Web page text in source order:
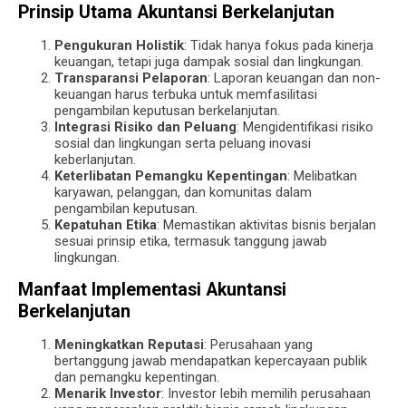
Prinsip Utama Akuntansi Berkelanjutan
Pengukuran Holistik: Tidak hanya fokus pada kinerja
keuangan, tetapi juga dampak sosial dan lingkungan.
Transparansi Pelaporan: Laporan keuangan dan non-
keuangan harus terbuka untuk memfasilitasi
pengambilan keputusan berkelanjutan.
Integrasi Risiko dan Peluang: Mengidentifikasi risiko
sosial dan lingkungan serta peluang inovasi
keberlanjutan.
Keterlibatan Pemangku Kepentingan: Melibatkan
karyawan, pelanggan, dan komunitas dalam
pengambilan keputusan.
Kepatuhan Etika: Memastikan aktivitas bisnis berjalan
sesuai prinsip etika, termasuk tanggung jawab
lingkungan.
Manfaat Implementasi Akuntansi
Berkelanjutan
Meningkatkan Reputasi: Perusahaan yang
bertanggung jawab mendapatkan kepercayaan publik
dan pemangku kepentingan.
Menarik Investor: Investor lebih memilih perusahaan